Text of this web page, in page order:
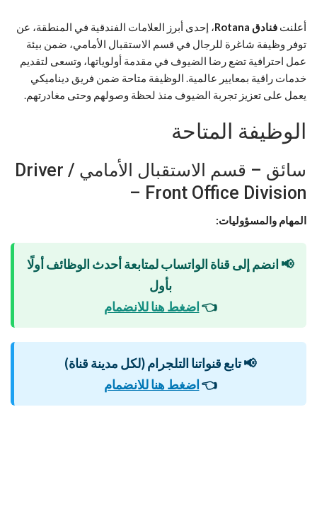
أعلنت فنادق Rotana
، إحدى أبرز العلامات الفندقية في المنطقة، عن
توفر وظيفة شاغرة للرجال في قسم الاستقبال الأمامي، ضمن بيئة
عمل احترافية تضع رضا الضيوف في مقدمة أولوياتها، وتسعى لتقديم
خدمات راقية بمعايير عالمية. الوظيفة متاحة ضمن فريق ديناميكي
يعمل على تعزيز تجربة الضيوف منذ لحظة وصولهم وحتى مغادرتهم.
الوظيفة المتاحة
سائق – قسم الاستقبال الأمامي / Driver
– Front Office Division
المهام والمسؤوليات:
📢 انضم إلى قناة الواتساب لمتابعة أحدث الوظائف أولًا
بأول
👈اضغط هنا للانضمام
📢 تابع قنواتنا التلجرام (لكل مدينة قناة)
👈اضغط هنا للانضمام